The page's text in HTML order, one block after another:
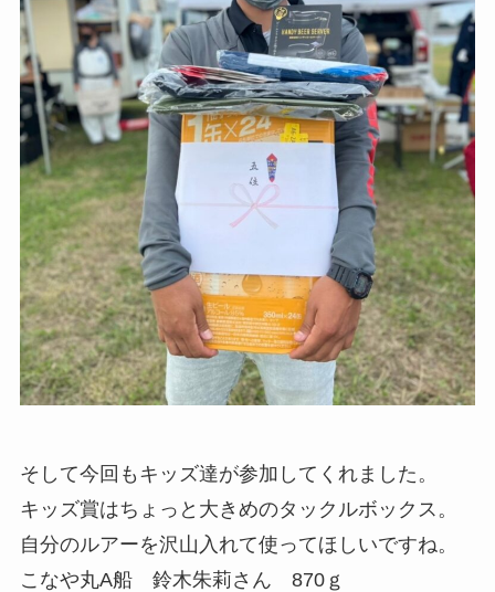
そして今回もキッズ達が参加してくれました。
キッズ賞はちょっと大きめのタックルボックス。
自分のルアーを沢山入れて使ってほしいですね。
こなや丸A船 鈴木朱莉さん 870ｇ